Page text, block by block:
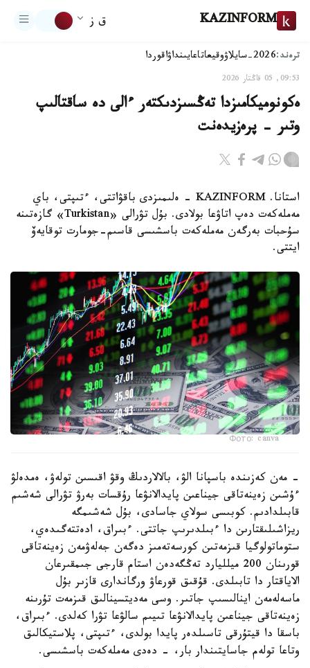
KAZINFORM ق ز
ترەند:2026-سايلاۋ وقيعاتاعايىنداۋاقوردا
09:53, 05 قاڭتار 2026
ەكونوميكامىزدا تەڭسىزدىكتەر ءالى دە ساقتالىپ
وتىر - پرەزيدەنت
استانا. KAZINFORM - ەلىمىزدى باقۋاتتى، ءتىپتى، باي
مەملەكەت دەپ اتاۋعا بولادى. بۇل تۋرالى «Turkistan» گازەتىنە
سۇحبات بەرگەن مەملەكەت باسشىسى قاسىم-جومارت توقايەۆ
ايتتى.
Фото: canva
- مەن كەزىندە باسپانا الۋ، بالالاردىڭ وقۋ اقىسىن تولەۋ، ەمدەلۋ
ءۇشىن زەينەتاقى جيناعىن پايدالانۋعا رۇقسات بەرۋ تۋرالى شەشىم
قابىلدادىم. كوبىسى سولاي جاسادى، بۇل شەشىمگە
ريزاشىلىقتارىن دا ءبىلدىرىپ جاتتى. ءبىراق، ادەتتەگىدەي،
ستوماتولوگيا قىزمەتىن كورسەتەمىز دەگەن جەلەۋمەن زەينەتاقى
قورىنان 200 ميلليارد تەڭگەدەن استام قارجى جىمقىرعان
الاياقتار دا تابىلدى. قۇقىق قورعاۋ ورگاندارى قازىر بۇل
ماسەلەمەن اينالىسىپ جاتىر. وسى مەديتسينالىق قىزمەت تۇرىنە
زەينەتاقى جيناعىن پايدالانۋعا تىيىم سالۋعا تۋرا كەلدى. ءبىراق،
باسقا دا قيتۇرقى تاسىلدەر پايدا بولدى، ءتىپتى، پلاستيكالىق
وتاعا تولەم جاسايتىندار بار، - دەدى مەملەكەت باسشىسى.